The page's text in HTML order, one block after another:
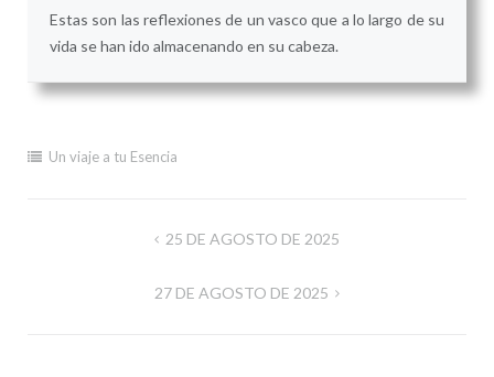
Estas son las reflexiones de un vasco que a lo largo de su
vida se han ido almacenando en su cabeza.
Un viaje a tu Esencia
Navegación 25 DE AGOSTO DE 2025
27 DE AGOSTO DE 2025